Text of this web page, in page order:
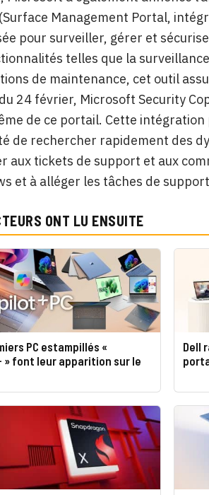
Management Portal,
pour surveiller, gérer et
telles que la
de maintenance, cet outil
24 février, Microsoft Security
de ce portail. Cette
de rechercher rapidement des
aux tickets de support et aux
et à alléger les tâches de
ONT LU ENSUITE
PC estampillés «
» font leur apparition sur le
Dell